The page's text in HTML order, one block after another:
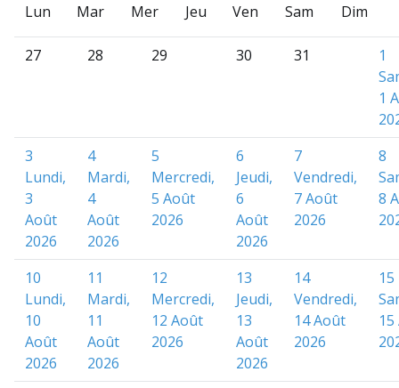
Lun
Mar Mer Jeu Ven Sam Dim
27 28 29 30 31
1
1
3
Lundi,
3
Août
2026
4
Mardi,
4
Août
2026
5
Mercredi,
5 Août
2026
6
Jeudi,
6
Août
2026
7
Vendredi,
7 Août
2026
8
8
10
Lundi,
10
Août
2026
11
Mardi,
11
Août
2026
12
Mercredi,
12 Août
2026
13
Jeudi,
13
Août
2026
14
Vendredi,
14 Août
2026
15